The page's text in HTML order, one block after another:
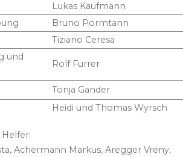
Lukas Kaufmann
Bruno Pormtann
Tiziano Ceresa
und
Rolf Furrer
Tonja Gander
Heidi und Thomas Wyrsch
Achermann Markus, Aregger Vreny,